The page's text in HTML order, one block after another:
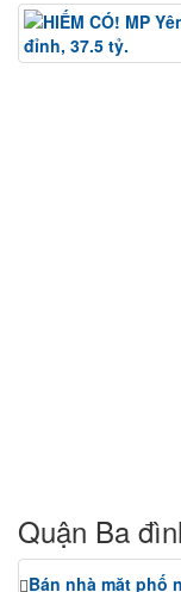
Quận Ba
Bán nhà mặt phố